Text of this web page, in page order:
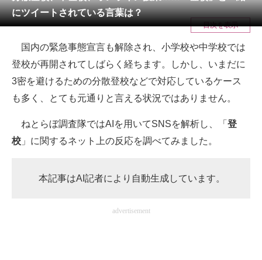
メディア
注目記事を集めた総合ページ
ITの今と未来を見通す
スマホと通信の最新トレンド
進化するPCとデバイスの未来
好きが集まる 比べて選べる
にツイートされている言葉は？
目次を表示
国内の緊急事態宣言も解除され、小学校や中学校では
登校が再開されてしばらく経ちます。しかし、いまだに
3密を避けるための分散登校などで対応しているケース
も多く、とても元通りと言える状況ではありません。
ねとらぼ調査隊ではAIを用いてSNSを解析し、「 登
校 」に関するネット上の反応を調べてみました。
本記事はAI記者により自動生成しています。
advertisement